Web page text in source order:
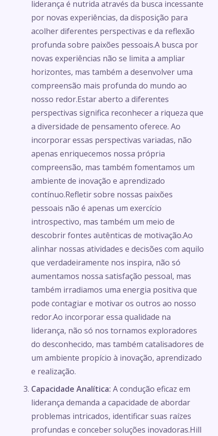
liderança é nutrida através da busca incessante
por novas experiências, da disposição para
acolher diferentes perspectivas e da reflexão
profunda sobre paixões pessoais.A busca por
novas experiências não se limita a ampliar
horizontes, mas também a desenvolver uma
compreensão mais profunda do mundo ao
nosso redor.Estar aberto a diferentes
perspectivas significa reconhecer a riqueza que
a diversidade de pensamento oferece. Ao
incorporar essas perspectivas variadas, não
apenas enriquecemos nossa própria
compreensão, mas também fomentamos um
ambiente de inovação e aprendizado
contínuo.Refletir sobre nossas paixões
pessoais não é apenas um exercício
introspectivo, mas também um meio de
descobrir fontes autênticas de motivação.Ao
alinhar nossas atividades e decisões com aquilo
que verdadeiramente nos inspira, não só
aumentamos nossa satisfação pessoal, mas
também irradiamos uma energia positiva que
pode contagiar e motivar os outros ao nosso
redor.Ao incorporar essa qualidade na
liderança, não só nos tornamos exploradores
do desconhecido, mas também catalisadores de
um ambiente propício à inovação, aprendizado
e realização.
Capacidade Analítica: A condução eficaz em
liderança demanda a capacidade de abordar
problemas intricados, identificar suas raízes
profundas e conceber soluções inovadoras.Hill